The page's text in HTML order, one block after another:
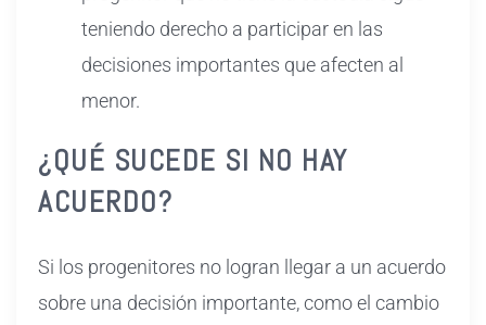
teniendo derecho a participar en las
decisiones importantes que afecten al
menor.
¿QUÉ SUCEDE SI NO HAY
ACUERDO?
Si los progenitores no logran llegar a un acuerdo
sobre una decisión importante, como el cambio